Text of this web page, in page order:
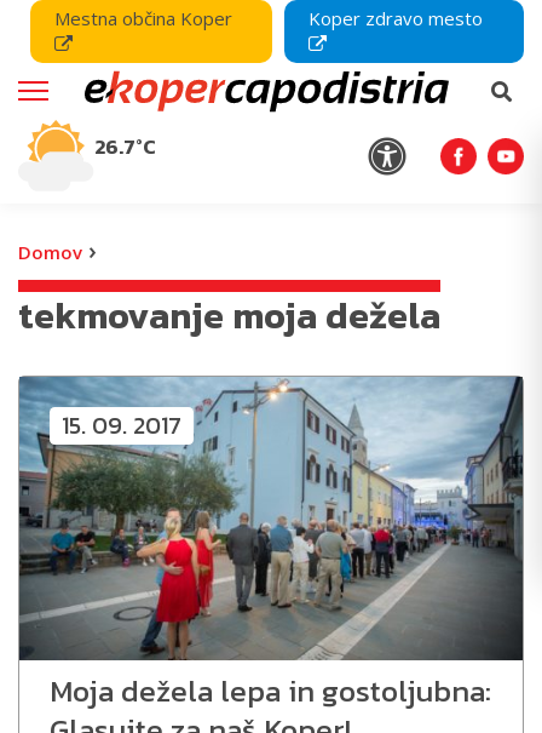
Mestna občina Koper Koper zdravo mesto
26.7°C
Domov ›
tekmovanje moja dežela
15. 09. 2017
Moja dežela lepa in gostoljubna: